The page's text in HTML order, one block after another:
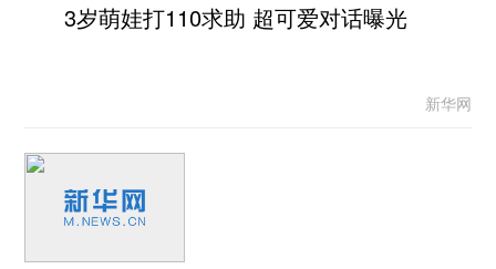
3岁萌娃打110求助 超可爱对话曝光
新华网